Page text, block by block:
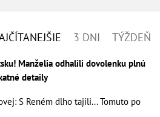
3 DNI TÝŽDEŇ
Manželia odhalili dovolenku plnú
detaily
S Reném dlho tajili... Tomuto po